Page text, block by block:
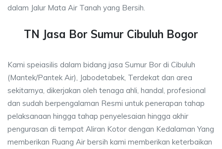
dalam Jalur Mata Air Tanah yang Bersih.
TN Jasa Bor Sumur Cibuluh Bogor
Kami speiasilis dalam bidang jasa Sumur Bor di Cibuluh
(Mantek/Pantek Air), Jabodetabek, Terdekat dan area
sekitarnya, dikerjakan oleh tenaga ahli, handal, profesional
dan sudah berpengalaman Resmi untuk penerapan tahap
pelaksanaan hingga tahap penyelesaian hingga akhir
pengurasan di tempat Aliran Kotor dengan Kedalaman Yang
memberikan Ruang Air bersih kami memberikan keterbaikan